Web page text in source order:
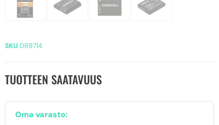
SKU DR9714
TUOTTEEN SAATAVUUS
Oma varasto: